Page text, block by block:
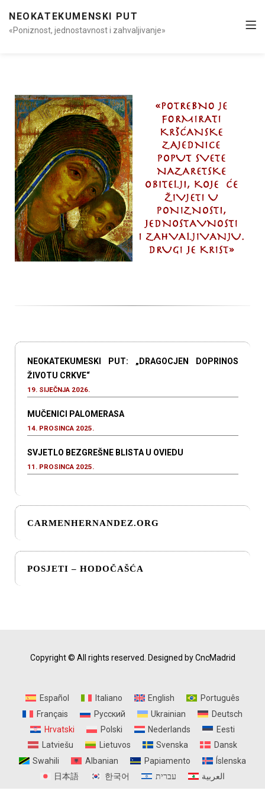
NEOKATEKUMENSKI PUT
«Poniznost, jednostavnost i zahvaljivanje»
NEOKATEKUMESKI PUT: „DRAGOCJEN DOPRINOS
ŽIVOTU CRKVE“
19. SIJEČNJA 2026.
MUČENICI PALOMERASA
14. PROSINCA 2025.
SVJETLO BEZGREŠNE BLISTA U OVIEDU
11. PROSINCA 2025.
CARMENHERNANDEZ.ORG
POSJETI – HODOČAŠĆA
Copyright © All rights reserved. Designed by CncMadrid
Español Italiano English
Português
Français
Русский Ukrainian
Deutsch
Hrvatski
Polski Nederlands
Eesti
Latviešu
Lietuvos Svenska
Dansk
Swahili
Albanian Papiamento
Íslenska
日本語
한국어 עברית العربية